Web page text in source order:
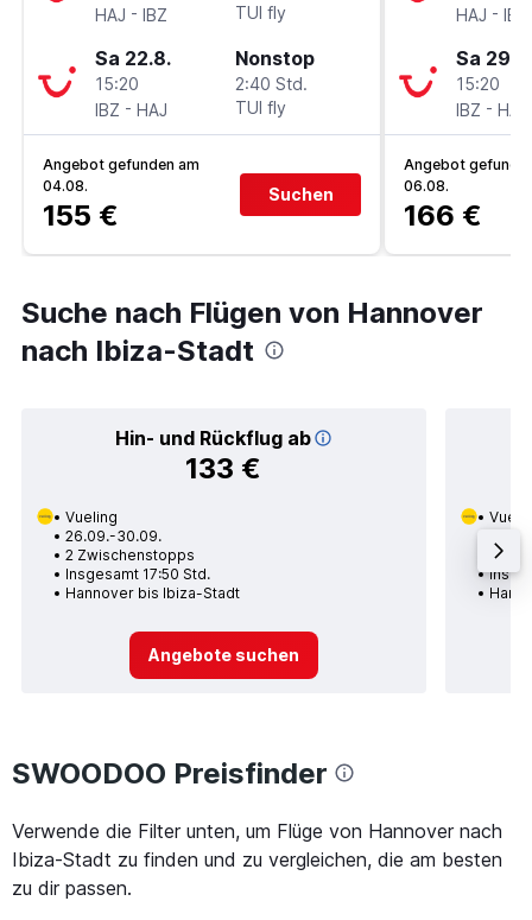
HAJ - IBZ
TUI fly
Sa 22.8.
15:20
IBZ - HAJ
Nonstop
2:40 Std.
TUI fly
Angebot gefunden am
04.08.
155 €
Suchen
HAJ - IBZ
Sa 29.8.
15:20
IBZ - HAJ
Angebot
06.08.
166 €
Suche nach Flügen von Hannover
nach Ibiza-Stadt
Hin- und Rückflug ab
133 €
Vueling
26.09.-30.09.
2 Zwischenstopps
Insgesamt 17:50 Std.
Hannover bis Ibiza-Stadt
Angebote suchen
1
SWOODOO Preisfinder
Verwende die Filter unten, um Flüge von Hannover nach
Ibiza-Stadt zu finden und zu vergleichen, die am besten
zu dir passen.